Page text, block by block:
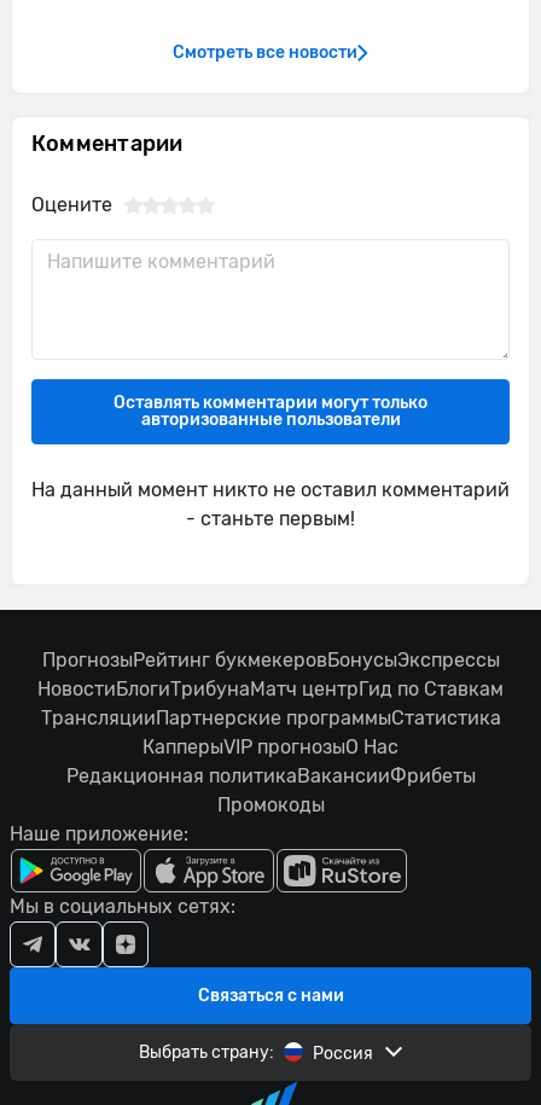
Смотреть все новости
Комментарии
Оцените
Оставлять комментарии могут только
авторизованные пользователи
На данный момент никто не оставил комментарий
- станьте первым!
ПрогнозыРейтинг букмекеровБонусыЭкспрессы
НовостиБлогиТрибунаМатч центрГид по Ставкам
ТрансляцииПартнерские программыСтатистика
КапперыVIP прогнозыО Нас
Редакционная политикаВакансииФрибеты
Промокоды
Наше приложение:
Связаться с нами
Мы в социальных сетях:
Выбрать страну: Россия